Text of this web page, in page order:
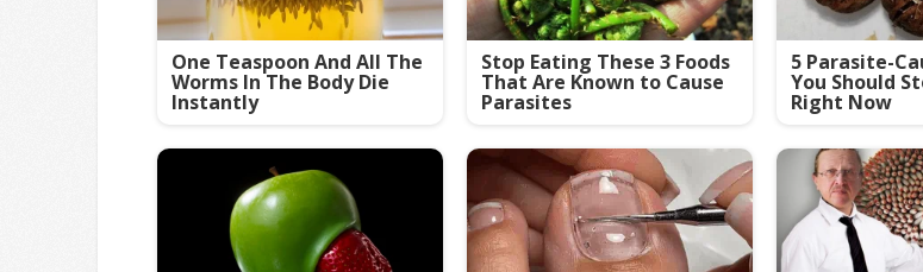
One Teaspoon And All The
Worms In The Body Die
Instantly
Stop Eating These 3 Foods
That Are Known to Cause
Parasites
5 Parasite-
You Should
Right Now